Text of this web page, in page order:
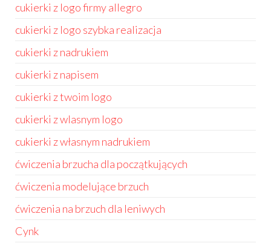
cukierki z logo firmy allegro
cukierki z logo szybka realizacja
cukierki z nadrukiem
cukierki z napisem
cukierki z twoim logo
cukierki z wlasnym logo
cukierki z własnym nadrukiem
ćwiczenia brzucha dla początkujących
ćwiczenia modelujące brzuch
ćwiczenia na brzuch dla leniwych
Cynk